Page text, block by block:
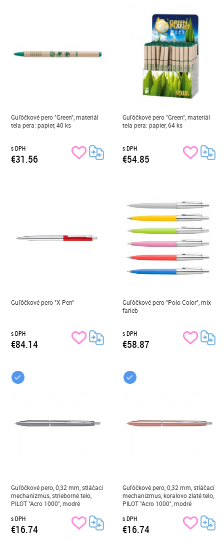
Guľôčkové pero "Green", materiál
tela pera: papier, 40 ks
s DPH
€31.56
Guľôčkové pero "Green", materiál
tela pera: papier, 64 ks
s DPH
€54.85
Guľôčkové pero "X-Pen"
s DPH
€84.14
Guľôčkové pero "Polo Color", mix
farieb
s DPH
€58.87
Guľôčkové pero, 0,32 mm, stláčací
mechanizmus, strieborné telo,
PILOT "Acro 1000", modré
s DPH
€16.74
Guľôčkové pero, 0,32 mm, stláčací
mechanizmus, koralovo zlaté telo,
PILOT "Acro 1000", modré
s DPH
€16.74